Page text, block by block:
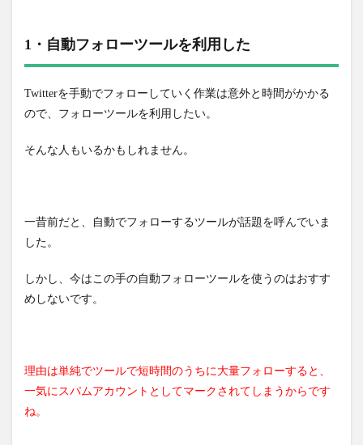
1・自動フォローツールを利用した
Twitterを手動でフォローしていく作業は意外と時間がかかる
ので、フォローツールを利用したい。
そんな人もいるかもしれません。
一昔前だと、自動でフォローするツールが話題を呼んでいま
した。
しかし、今はこの手の自動フォローツールを使うのはおすす
めしないです。
理由は単純でツールで短時間のうちに大量フォローすると、
一気にスパムアカウントとしてマークされてしまうからです
ね。